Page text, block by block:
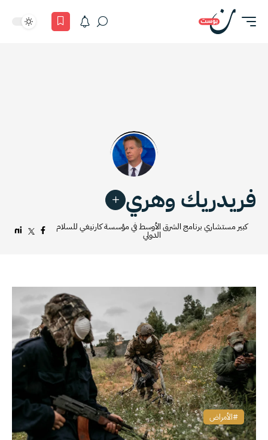
فريدريك وهري
كبير مستشاري برنامج الشرق الأوسط في مؤسسة كارنيغي للسلام
الدولي
الأمراض